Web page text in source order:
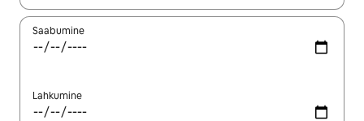
Saabumine
Lahkumine